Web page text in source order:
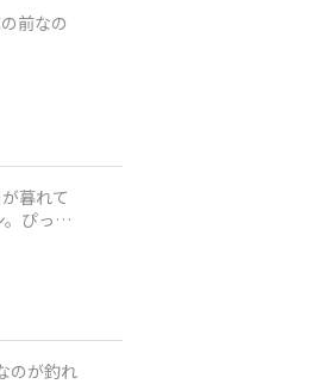
暮れて
ぴった
のが釣れ